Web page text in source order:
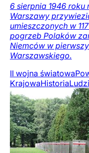
6 sierpnia 1946
Warszawy
umieszczonych w
pogrzeb Polaków
Niemców w
Warszawskiego.
II wojna światowa
KrajowaHistoria